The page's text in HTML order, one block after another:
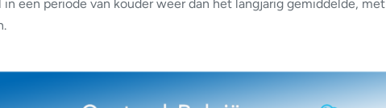
een periode van kouder weer dan het langjarig gemiddelde, met